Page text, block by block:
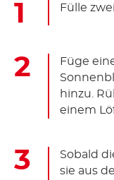
Fülle
Füge
hinzu.
einem
Sobald
sie aus